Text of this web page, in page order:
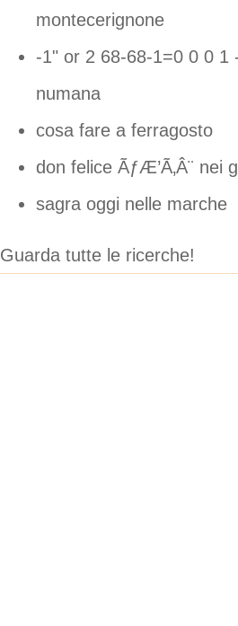
montecerignone
-1" or 2 68-68-1=0 0 0 1
numana
cosa fare a ferragosto
don felice ÃƒÆ’Ã‚Â¨ nei
sagra oggi nelle marche
Guarda tutte le ricerche!